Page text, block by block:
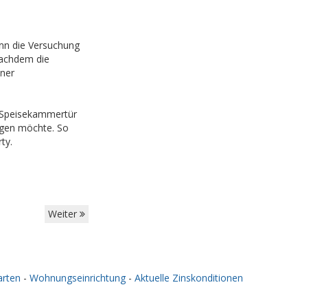
die Versuchung
die
möchte. So
Weiter
- Wohnungseinrichtung - Aktuelle Zinskonditionen